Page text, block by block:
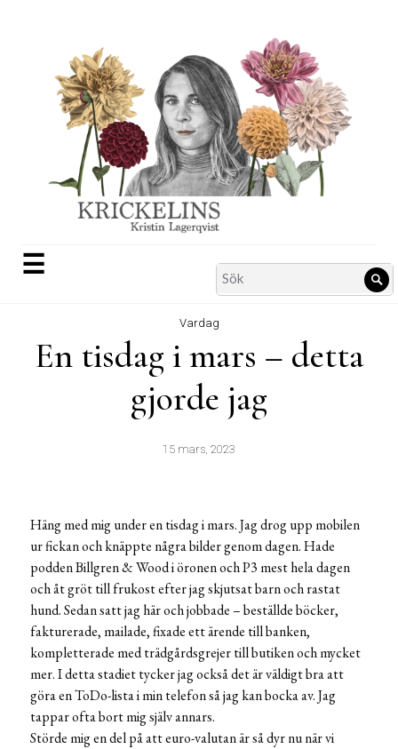
☰
Search
for:
Vardag
En tisdag i mars – detta
gjorde jag
15 mars, 2023
Häng med mig under en tisdag i mars. Jag drog upp mobilen
ur fickan och knäppte några bilder genom dagen. Hade
podden Billgren & Wood i öronen och P3 mest hela dagen
och åt gröt till frukost efter jag skjutsat barn och rastat
hund. Sedan satt jag här och jobbade – beställde böcker,
fakturerade, mailade, fixade ett ärende till banken,
kompletterade med trädgårdsgrejer till butiken och mycket
mer. I detta stadiet tycker jag också det är väldigt bra att
göra en ToDo-lista i min telefon så jag kan bocka av. Jag
tappar ofta bort mig själv annars.
Störde mig en del på att euro-valutan är så dyr nu när vi